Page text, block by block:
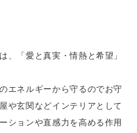
、「愛と真実・情熱と希望」
エネルギーから守るのでお守
や玄関などインテリアとして
ションや直感力を高める作用